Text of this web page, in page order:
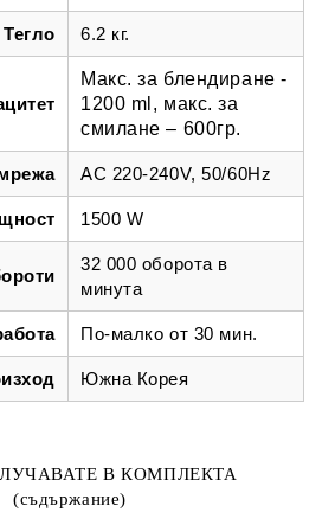
Тегло 6.2 кг.
Макс. за блендиране -
1200 ml, макс. за
смилане – 600гр.
AC 220-240V, 50/60Hz
1500 W
32 000 оборота в
минута
По-малко от 30 мин.
Южна Корея
В КОМПЛЕКТА
(съдържание)